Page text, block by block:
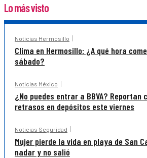
Lo más visto
Noticias Hermosillo
Clima en Hermosillo: ¿A qué hora
sábado?
Noticias México
¿No puedes entrar a BBVA? Reportan
retrasos en depósitos este viernes
Noticias Seguridad
Mujer pierde la vida en playa de San
nadar y no salió